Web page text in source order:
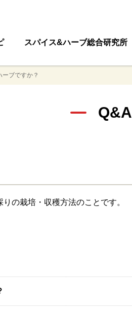
スパイス&ハーブ総合研究所
ーブですか？
Q&A
の栽培・収穫方法のことです。